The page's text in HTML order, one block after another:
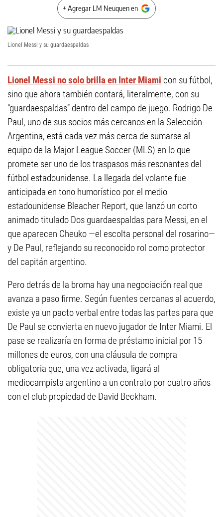
+ Agregar LM Neuquen en
Lionel Messi y su guardaespaldas
Lionel Messi no solo brilla en Inter Miami con su fútbol,
sino que ahora también contará, literalmente, con su
“guardaespaldas” dentro del campo de juego. Rodrigo De
Paul, uno de sus socios más cercanos en la Selección
Argentina, está cada vez más cerca de sumarse al
equipo de la Major League Soccer (MLS) en lo que
promete ser uno de los traspasos más resonantes del
fútbol estadounidense. La llegada del volante fue
anticipada en tono humorístico por el medio
estadounidense Bleacher Report, que lanzó un corto
animado titulado Dos guardaespaldas para Messi, en el
que aparecen Cheuko —el escolta personal del rosarino—
y De Paul, reflejando su reconocido rol como protector
del capitán argentino.
Pero detrás de la broma hay una negociación real que
avanza a paso firme. Según fuentes cercanas al acuerdo,
existe ya un pacto verbal entre todas las partes para que
De Paul se convierta en nuevo jugador de Inter Miami. El
pase se realizaría en forma de préstamo inicial por 15
millones de euros, con una cláusula de compra
obligatoria que, una vez activada, ligará al
mediocampista argentino a un contrato por cuatro años
con el club propiedad de David Beckham.